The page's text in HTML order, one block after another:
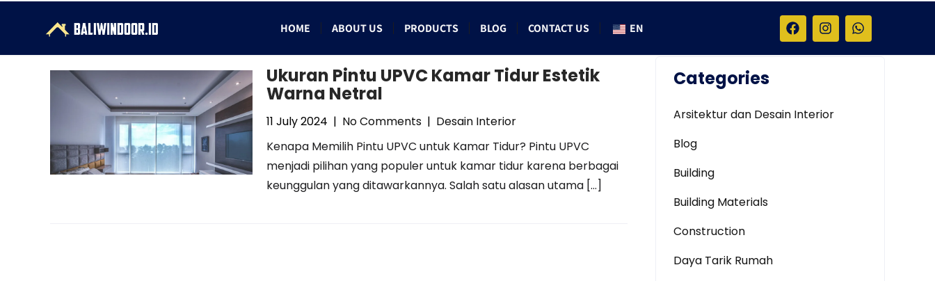
HOME ABOUT US PRODUCTS BLOG CONTACT US EN
Ukuran Pintu UPVC Kamar Tidur Estetik
Warna Netral
11 July 2024 | No Comments| Desain Interior
Kenapa Memilih Pintu UPVC untuk Kamar Tidur? Pintu UPVC
menjadi pilihan yang populer untuk kamar tidur karena berbagai
keunggulan yang ditawarkannya. Salah satu alasan utama […]
Categories
Arsitektur dan Desain Interior
Blog
Building
Building Materials
Construction
Daya Tarik Rumah